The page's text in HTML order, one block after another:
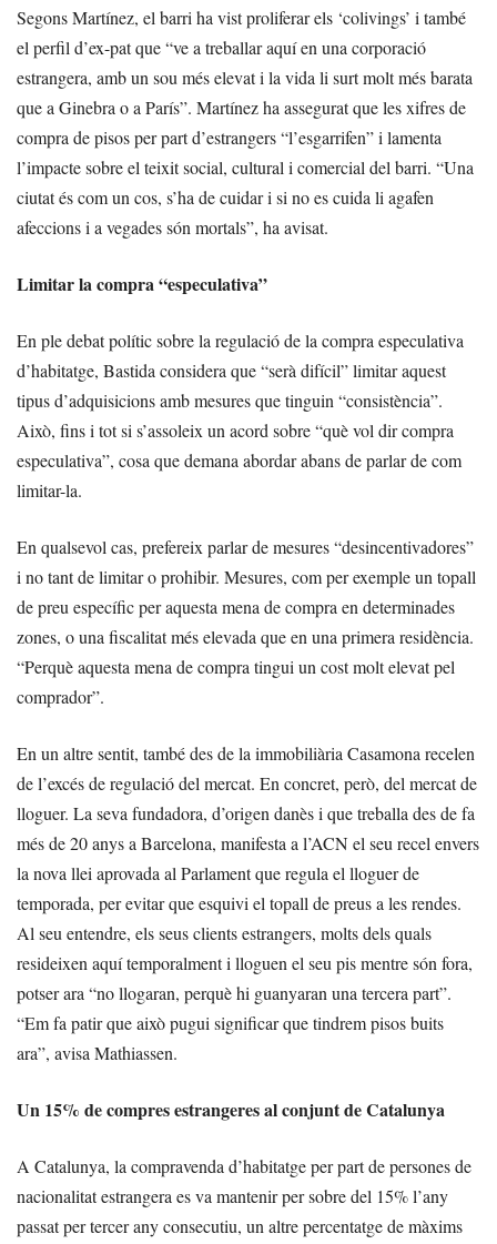
Segons Martínez, el barri ha vist proliferar els ‘colivings’ i també
el perfil d’ex-pat que “ve a treballar aquí en una corporació
estrangera, amb un sou més elevat i la vida li surt molt més barata
que a Ginebra o a París”. Martínez ha assegurat que les xifres de
compra de pisos per part d’estrangers “l’esgarrifen” i lamenta
l’impacte sobre el teixit social, cultural i comercial del barri. “Una
ciutat és com un cos, s’ha de cuidar i si no es cuida li agafen
afeccions i a vegades són mortals”, ha avisat.
Limitar la compra “especulativa”
En ple debat polític sobre la regulació de la compra especulativa
d’habitatge, Bastida considera que “serà difícil” limitar aquest
tipus d’adquisicions amb mesures que tinguin “consistència”.
Això, fins i tot si s’assoleix un acord sobre “què vol dir compra
especulativa”, cosa que demana abordar abans de parlar de com
limitar-la.
En qualsevol cas, prefereix parlar de mesures “desincentivadores”
i no tant de limitar o prohibir. Mesures, com per exemple un topall
de preu específic per aquesta mena de compra en determinades
zones, o una fiscalitat més elevada que en una primera residència.
“Perquè aquesta mena de compra tingui un cost molt elevat pel
comprador”.
En un altre sentit, també des de la immobiliària Casamona recelen
de l’excés de regulació del mercat. En concret, però, del mercat de
lloguer. La seva fundadora, d’origen danès i que treballa des de fa
més de 20 anys a Barcelona, manifesta a l’ACN el seu recel envers
la nova llei aprovada al Parlament que regula el lloguer de
temporada, per evitar que esquivi el topall de preus a les rendes.
Al seu entendre, els seus clients estrangers, molts dels quals
resideixen aquí temporalment i lloguen el seu pis mentre són fora,
potser ara “no llogaran, perquè hi guanyaran una tercera part”.
“Em fa patir que això pugui significar que tindrem pisos buits
ara”, avisa Mathiassen.
Un 15% de compres estrangeres al conjunt de Catalunya
A Catalunya, la compravenda d’habitatge per part de persones de
nacionalitat estrangera es va mantenir per sobre del 15% l’any
passat per tercer any consecutiu, un altre percentatge de màxims